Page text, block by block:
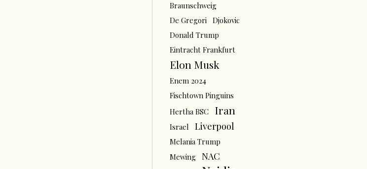
Braunschweig
De Gregori
Djokovic
Donald Trump
Eintracht Frankfurt
Elon Musk
Enem 2024
Fischtown Pinguins
Hertha BSC
Iran
Israel Liverpool
Melania Trump
Mewing
NAC